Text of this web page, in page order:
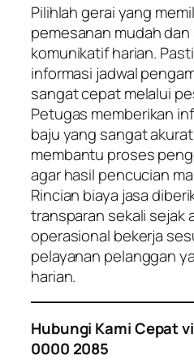
Pilihlah gerai yang
pemesanan mudah
komunikatif harian.
informasi jadwal
sangat cepat melalui
Petugas memberikan
baju yang sangat
membantu proses
agar hasil pencucian
Rincian biaya jasa
transparan sekali sejak
operasional bekerja
pelayanan pelanggan
harian.
Hubungi Kami Cepat
0000 2085